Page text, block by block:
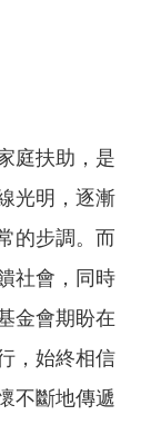
庭扶助，是
光明，逐漸
的步調。而
社會，同時
金會期盼在
，始終相信
不斷地傳遞